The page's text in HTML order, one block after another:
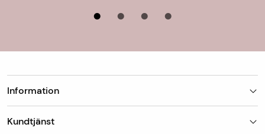
Information
Om Matt-Tema
Kundtjänst